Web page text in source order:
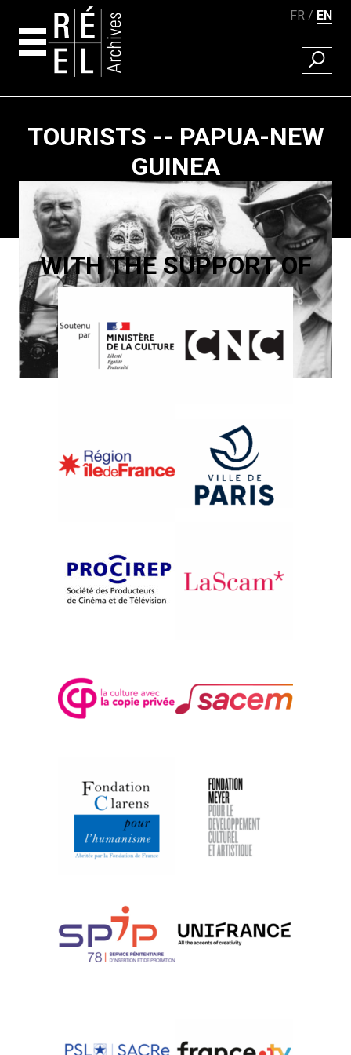
FR EN
FIND A
TOURISTS -- PAPUA-NEW
GUINEA
CANNIBAL TOURS
Paging
WITH THE SUPPORT OF